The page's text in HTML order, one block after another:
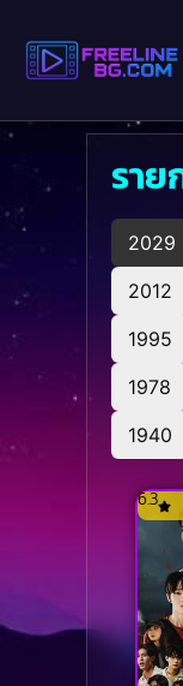
รา
2029
2012
1995
1978
1940
6.3